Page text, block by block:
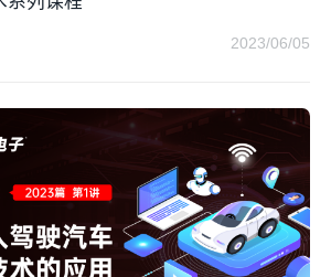
2023/06/05